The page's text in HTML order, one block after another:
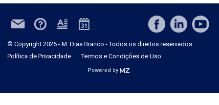
© Copyright 2026 - M. Dias Branco - Todos os direitos reservados
Política de Privacidade
Termos e Condições de Uso
Powered by